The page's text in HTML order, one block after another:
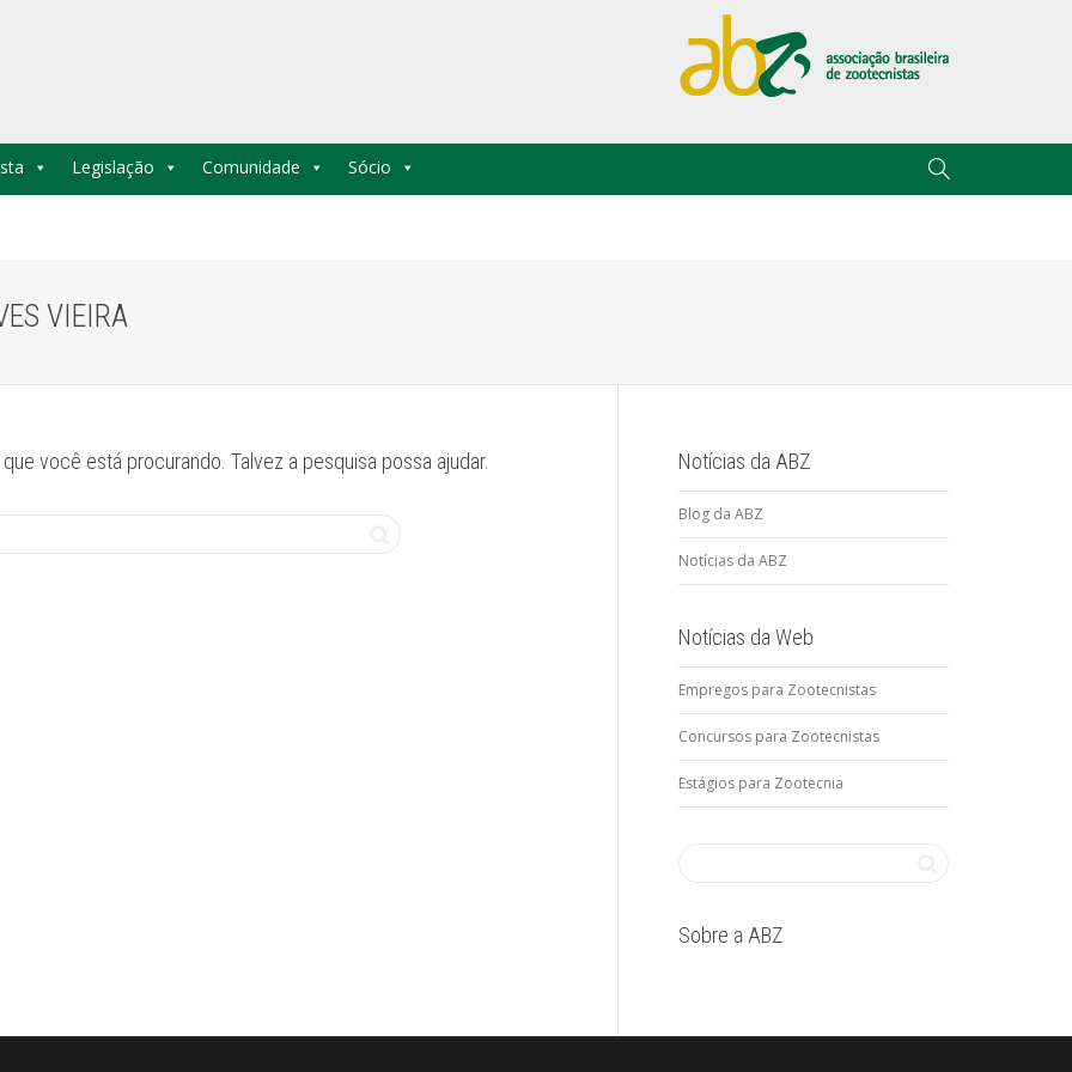
Legislação Comunidade Sócio
VIEIRA
você está procurando. Talvez a pesquisa possa ajudar. Notícias da ABZ
Blog da ABZ
Notícias da ABZ
Notícias da Web
Empregos para Zootecnistas
Concursos para Zootecnistas
Estágios para Zootecnia
Sobre a ABZ